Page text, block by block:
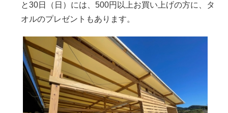
と30日（日）には、500円以上お買い上げの方に、タ
オルのプレゼントもあります。